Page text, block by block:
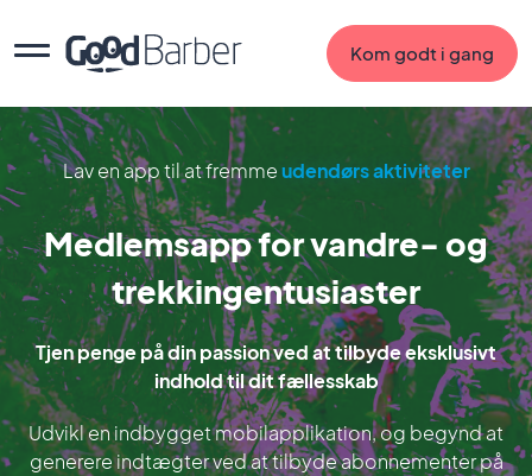
Kom godt i gang
Lav en app til at fremmeudendørs aktiviteter
Medlemsapp for vandre- og
trekkingentusiaster
Tjen penge på din passion ved at tilbyde eksklusivt
indhold til dit fællesskab
Udvikl en indbygget mobilapplikation, og begynd at
generere indtægter ved at tilbyde abonnementer på